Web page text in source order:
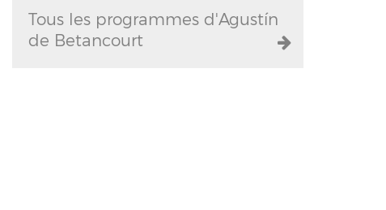
Tous les programmes d'Agustín
de Betancourt